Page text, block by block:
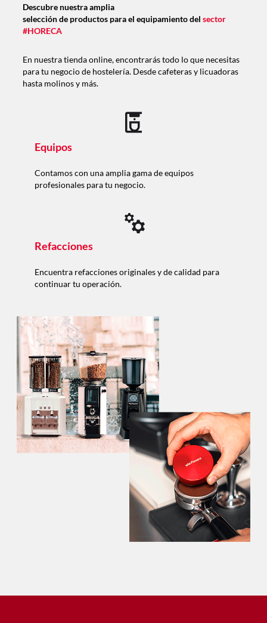
Descubre nuestra amplia
selección de productos para el equipamiento del sector
#HORECA
En nuestra tienda online, encontrarás todo lo que necesitas
para tu negocio de hostelería. Desde cafeteras y licuadoras
hasta molinos y más.
Equipos
Contamos con una amplia gama de equipos
profesionales para tu negocio.
Refacciones
Encuentra refacciones originales y de calidad para
continuar tu operación.